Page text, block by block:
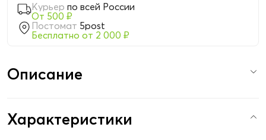
Курьер по всей России
От 500 ₽
Постомат 5post
Бесплатно от 2 000 ₽
Описание
Характеристики